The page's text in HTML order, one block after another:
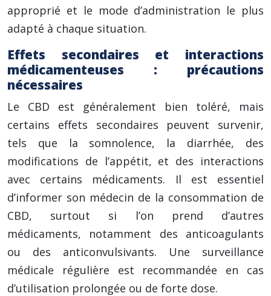
approprié et le mode d’administration le plus
adapté à chaque situation.
Effets secondaires et interactions
médicamenteuses : précautions
nécessaires
Le CBD est généralement bien toléré, mais
certains effets secondaires peuvent survenir,
tels que la somnolence, la diarrhée, des
modifications de l’appétit, et des interactions
avec certains médicaments. Il est essentiel
d’informer son médecin de la consommation de
CBD, surtout si l’on prend d’autres
médicaments, notamment des anticoagulants
ou des anticonvulsivants. Une surveillance
médicale régulière est recommandée en cas
d’utilisation prolongée ou de forte dose.